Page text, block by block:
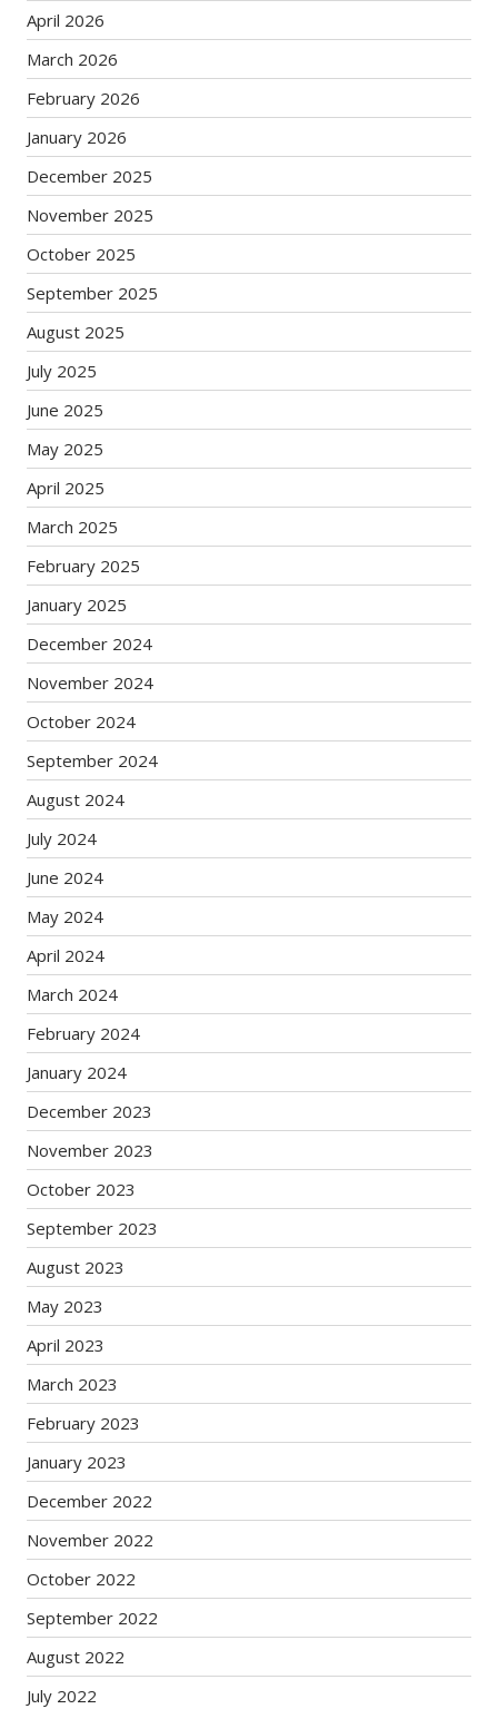
April 2026
March 2026
February 2026
January 2026
December 2025
November 2025
October 2025
September 2025
August 2025
July 2025
June 2025
May 2025
April 2025
March 2025
February 2025
January 2025
December 2024
November 2024
October 2024
September 2024
August 2024
July 2024
June 2024
May 2024
April 2024
March 2024
February 2024
January 2024
December 2023
November 2023
October 2023
September 2023
August 2023
May 2023
April 2023
March 2023
February 2023
January 2023
December 2022
November 2022
October 2022
September 2022
August 2022
July 2022